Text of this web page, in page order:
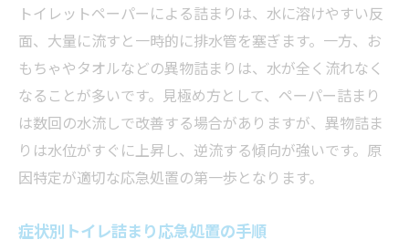
トイレットペーパーによる詰まりは、水に溶けやすい反
面、大量に流すと一時的に排水管を塞ぎます。一方、お
もちゃやタオルなどの異物詰まりは、水が全く流れなく
なることが多いです。見極め方として、ペーパー詰まり
は数回の水流しで改善する場合がありますが、異物詰ま
りは水位がすぐに上昇し、逆流する傾向が強いです。原
因特定が適切な応急処置の第一歩となります。
症状別トイレ詰まり応急処置の手順